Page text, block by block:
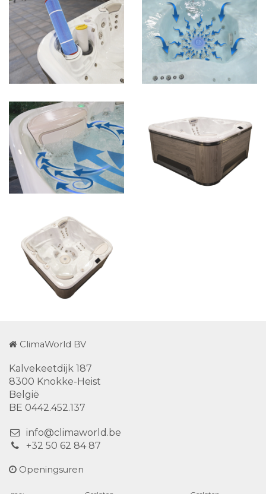
ClimaWorld BV
Kalvekeetdijk 187
8300 Knokke-Heist
België
BE 0442.452.137
info@climaworld.be
+32 50 62 84 87
Openingsuren